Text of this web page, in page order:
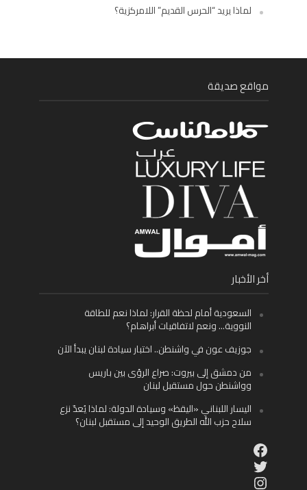
لماذا يريد “الحرس القديم” اللامركزية؟
مواقع صديقة
أخر الأخبار
السعودية أمام لحظة القرار: لماذا نعم للطاقة
النووية… ونعم لاتفاقيات أبراهام؟
جوزيف عون في واشنطن.. اختبار سيادة لبنان يبدأ الآن
من دمشق إلى بيروت: صراع الرؤى بين باريس
وواشنطن حول مستقبل لبنان
اليسار اللبناني «اليقظ» وسيادة الدولة: لماذا يُعدّ نزع
سلاح حزب الله الطريق الوحيد إلى مستقبل لبنان؟
Facebook
Twitter
Instagram